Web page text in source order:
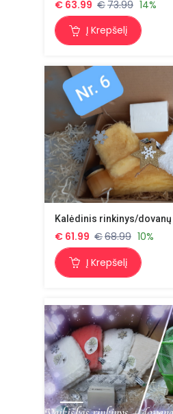
€ 63.99 €73.99 14%
Į Krepšelį
€ 61.99 €68.99 10%
Į Krepšelį